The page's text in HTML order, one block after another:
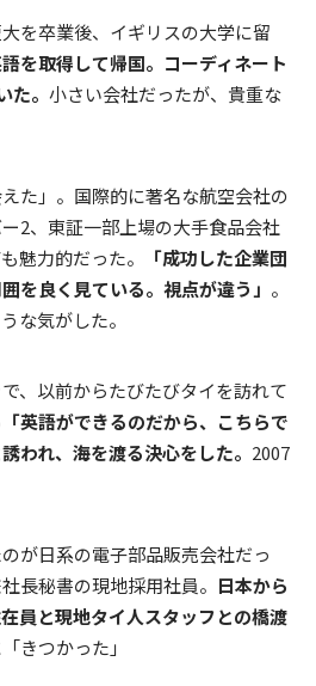
を卒業後、イギリスの大学に留
を取得して帰国。コーディネート
。 小さい会社だったが、貴重な
た」。国際的に著名な航空会社の
2、東証一部上場の大手食品会社
魅力的だった。
「成功した企業団
を良く見ている。視点が違う」 。
な気がした。
、以前からたびたびタイを訪れて
「英語ができるのだから、こちらで
われ、海を渡る決心をした。 2007
が日系の電子部品販売会社だっ
長秘書の現地採用社員。 日本から
員と現地タイ人スタッフとの橋渡
きつかった」